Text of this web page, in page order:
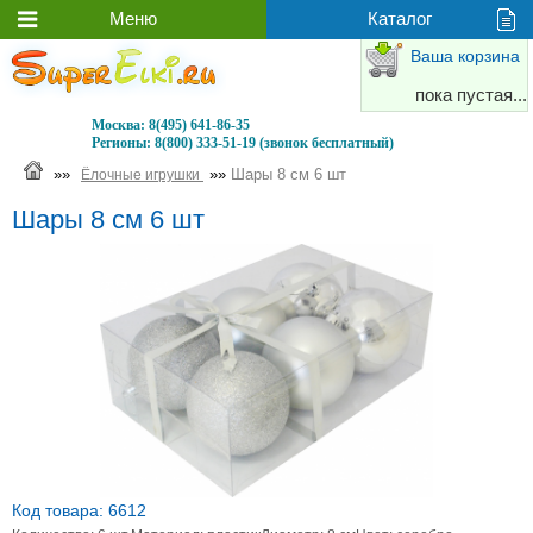
Москва: 8(495) 641-86-35
Регионы: 8(800) 333-51-19 (звонок бесплатный)
Ваша корзина
пока пустая...
»» Ёлочные игрушки »» Шары 8 см 6 шт
Шары 8 см 6 шт
Код товара: 6612